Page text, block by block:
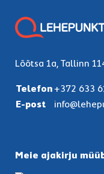
Lõõtsa 1a, Tallinn
Telefon+372 633
E-post
Meie ajakirju